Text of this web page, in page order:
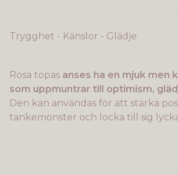
Trygghet - Känslor - Glädje
Rosa topas anses ha en mjuk men
som uppmuntrar till optimism,
Den kan användas för att stärka
tankemönster och locka till sig